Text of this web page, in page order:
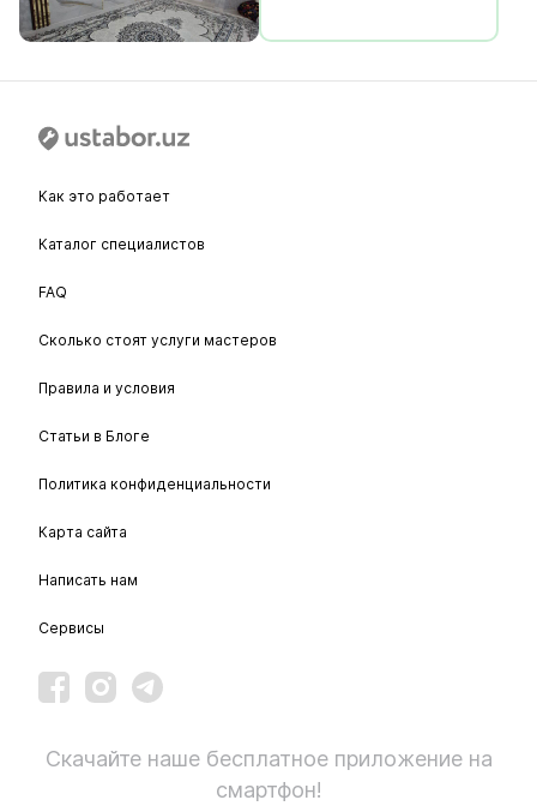
Как это работает
Каталог специалистов
FAQ
Сколько стоят услуги мастеров
Правила и условия
Статьи в Блоге
Политика конфиденциальности
Карта сайта
Написать нам
Сервисы
Скачайте наше бесплатное приложение на
смартфон!